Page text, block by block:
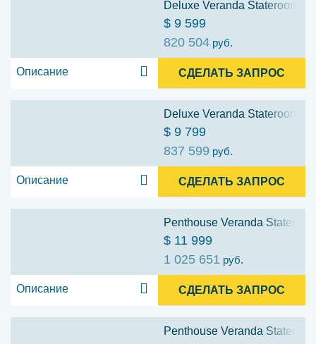
Deluxe Veranda Stateroom
$ 9 599
820 504 руб.
Описание СДЕЛАТЬ ЗАПРОС
Deluxe Veranda Stateroom
$ 9 799
837 599 руб.
Описание СДЕЛАТЬ ЗАПРОС
Penthouse Veranda
$ 11 999
1 025 651 руб.
Описание СДЕЛАТЬ ЗАПРОС
Penthouse Veranda